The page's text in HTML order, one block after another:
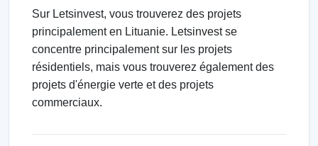
Sur Letsinvest, vous trouverez des projets
principalement en Lituanie. Letsinvest se
concentre principalement sur les projets
résidentiels, mais vous trouverez également des
projets d'énergie verte et des projets
commerciaux.